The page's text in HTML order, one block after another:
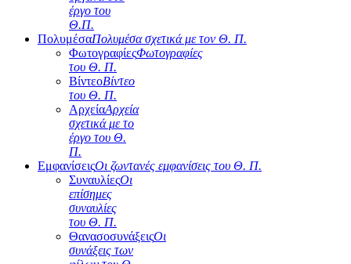
έργο του
Θ.Π.
ΠολυμέσαΠολυμέσα σχετικά με τον Θ. Π.
ΦωτογραφίεςΦωτογραφίες
του Θ. Π.
ΒίντεοΒίντεο
του Θ. Π.
ΑρχείαΑρχεία
σχετικά με το
έργο του Θ.
Π.
ΕμφανίσειςΟι ζωντανές εμφανίσεις του Θ. Π.
ΣυναυλίεςΟι
επίσημες
συναυλίες
του Θ. Π.
ΘανασοσυνάξειςΟι
συνάξεις των